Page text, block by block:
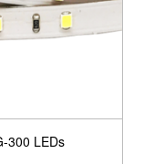
300 LEDs